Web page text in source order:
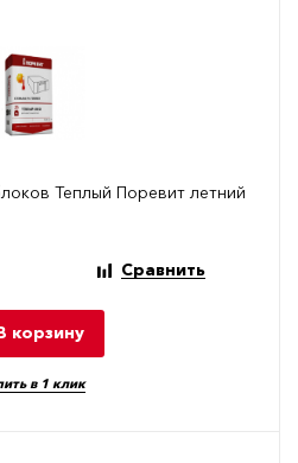
Теплый Поревит летний
Сравнить
корзину
в 1 клик